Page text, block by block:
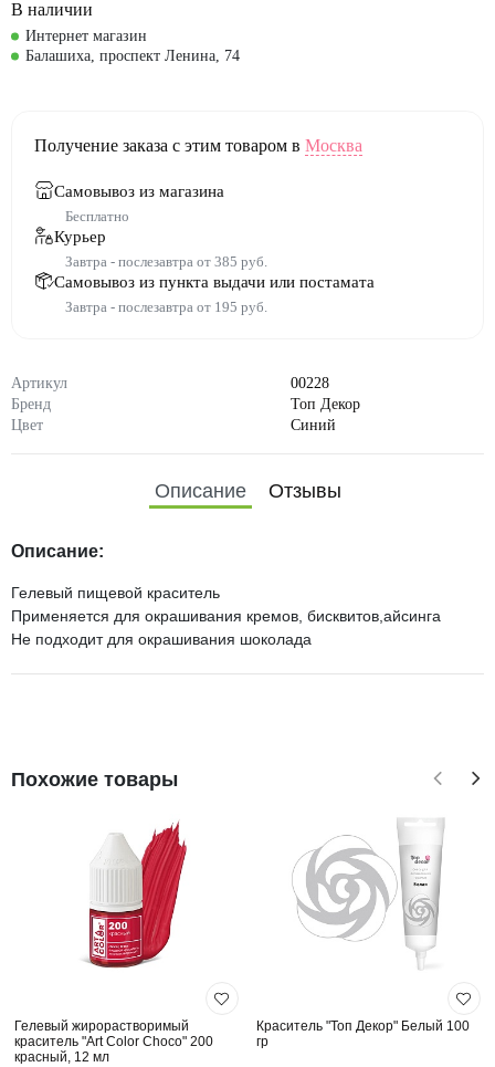
Артикул
00228
Бренд
Топ Декор
Цвет
Синий
В наличии
Интернет магазин
Балашиха, проспект Ленина, 74
Получение заказа с этим товаром в Москва
Самовывоз из магазина
Бесплатно
Курьер
Завтра - послезавтра от 385 руб.
Самовывоз из пункта выдачи или постамата
Завтра - послезавтра от 195 руб.
Описание Отзывы
Описание:
Гелевый пищевой краситель
Применяется для окрашивания кремов, бисквитов,айсинга
Не подходит для окрашивания шоколада
Похожие товары
Гелевый жирорастворимый
краситель "Art Color Choco" 200
красный, 12 мл
Краситель "Топ Декор" Белый 100
гр